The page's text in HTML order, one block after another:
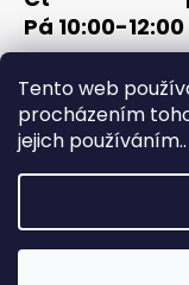
Tento web
procházením
jejich
Pá 10:00-12:00
tel: +420 603
email: terc-
Copyright 2026
práva